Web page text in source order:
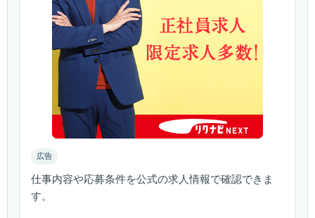
広告
仕事内容や応募条件を公式の求人情報で確認できま
す。